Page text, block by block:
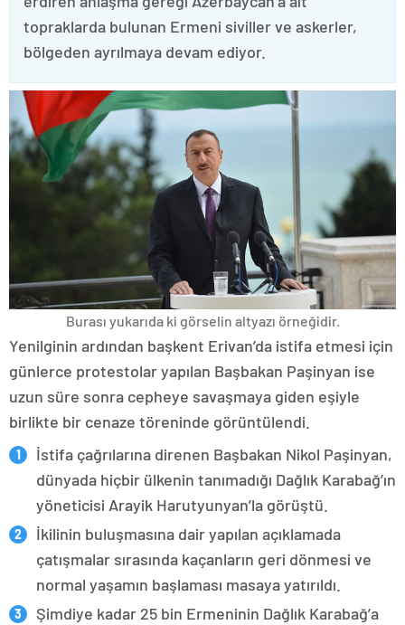
topraklarda bulunan Ermeni siviller ve askerler,
bölgeden ayrılmaya devam ediyor.
Burası yukarıda ki görselin altyazı örneğidir.
Yenilginin ardından başkent Erivan’da istifa etmesi için
günlerce protestolar yapılan Başbakan Paşinyan ise
uzun süre sonra cepheye savaşmaya giden eşiyle
birlikte bir cenaze töreninde görüntülendi.
İstifa çağrılarına direnen Başbakan Nikol Paşinyan,
dünyada hiçbir ülkenin tanımadığı Dağlık Karabağ’ın
yöneticisi Arayik Harutyunyan’la görüştü.
İkilinin buluşmasına dair yapılan açıklamada
çatışmalar sırasında kaçanların geri dönmesi ve
normal yaşamın başlaması masaya yatırıldı.
Şimdiye kadar 25 bin Ermeninin Dağlık Karabağ’a